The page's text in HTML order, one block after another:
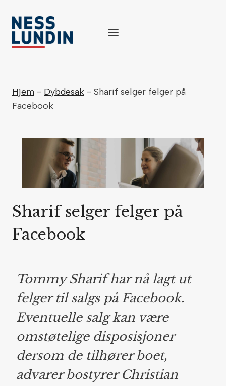
content
Hjem - Dybdesak - Sharif selger felger på
Facebook
Sharif selger felger på
Facebook
Tommy Sharif har nå lagt ut
felger til salgs på Facebook.
Eventuelle salg kan være
omstøtelige disposisjoner
dersom de tilhører boet,
advarer bostyrer Christian